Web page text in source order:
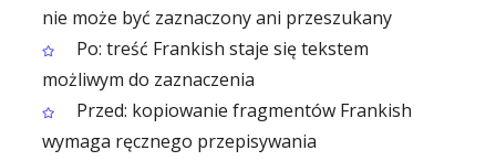
nie może być zaznaczony ani przeszukany
Po: treść Frankish staje się tekstem
możliwym do zaznaczenia
Przed: kopiowanie fragmentów Frankish
wymaga ręcznego przepisywania